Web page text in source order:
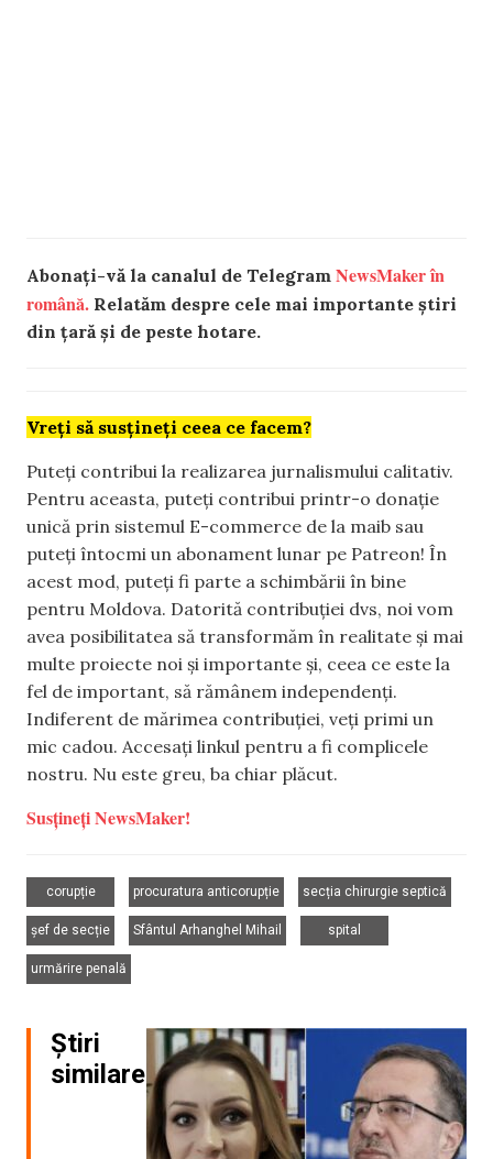
Abonați-vă la canalul de Telegram NewsMaker în
română. Relatăm despre cele mai importante știri
din țară și de peste hotare.
Vreți să susțineți ceea ce facem?
Puteți contribui la realizarea jurnalismului calitativ.
Pentru aceasta, puteți contribui printr-o donație
unică prin sistemul E-commerce de la maib sau
puteți întocmi un abonament lunar pe Patreon! În
acest mod, puteți fi parte a schimbării în bine
pentru Moldova. Datorită contribuției dvs, noi vom
avea posibilitatea să transformăm în realitate și mai
multe proiecte noi și importante și, ceea ce este la
fel de important, să rămânem independenți.
Indiferent de mărimea contribuției, veți primi un
mic cadou. Accesați linkul pentru a fi complicele
nostru. Nu este greu, ba chiar plăcut.
Susțineți NewsMaker!
corupție
procuratura anticorupție
secția chirurgie septică
șef de secție
Sfântul Arhanghel Mihail
spital
urmărire penală
Știri
similare